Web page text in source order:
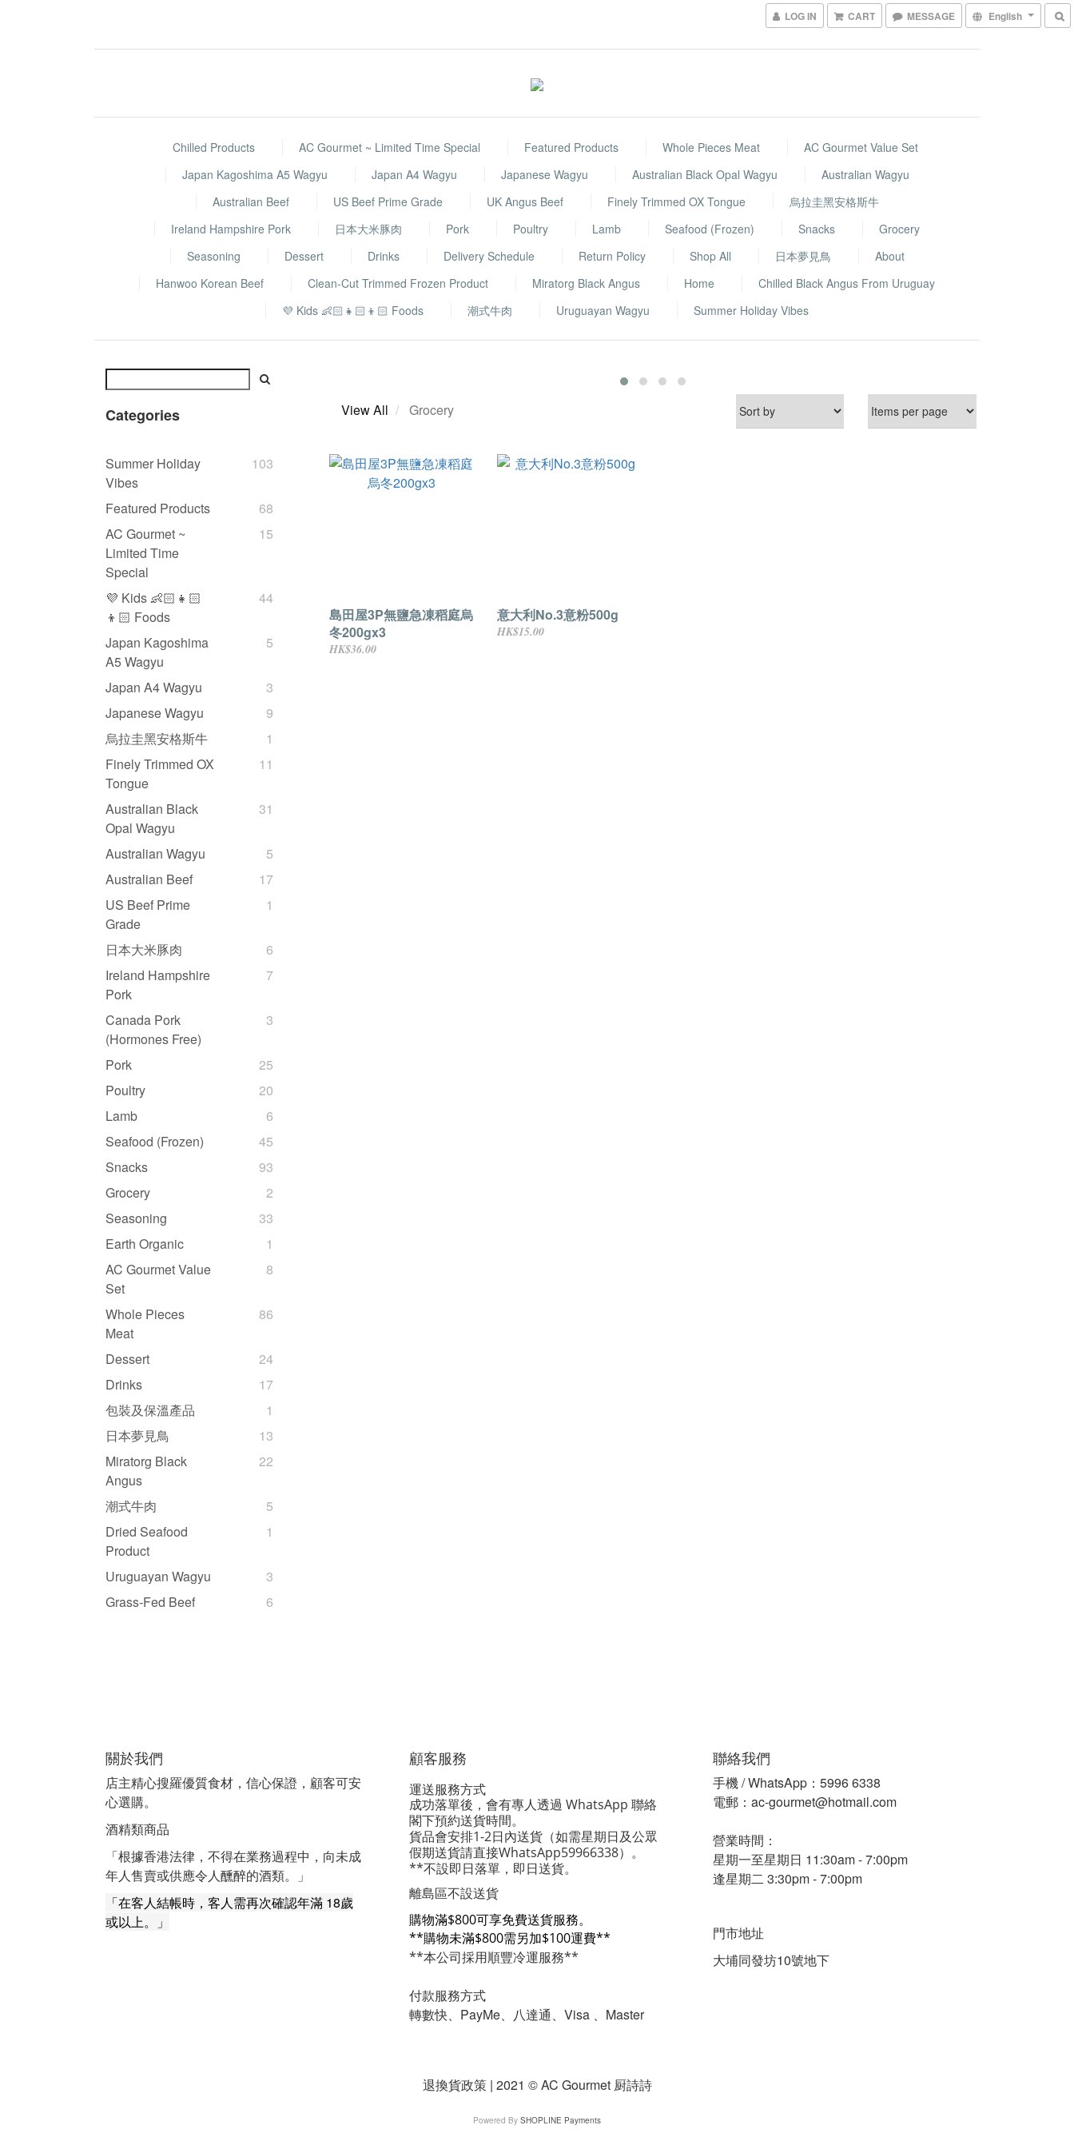
LOG IN CART MESSAGE English
Chilled Products AC Gourmet ~ Limited Time Special Featured Products Whole Pieces Meat
AC Gourmet Value Set
Japan Kagoshima A5 Wagyu
Japan A4 Wagyu Japanese Wagyu Australian Black Opal Wagyu
Australian Wagyu
Australian Beef
US Beef Prime Grade UK Angus Beef Finely Trimmed OX Tongue
烏拉圭黑安格斯牛
Ireland Hampshire Pork
日本大米豚肉 Pork Poultry Lamb Seafood (Frozen) Snacks
Grocery
Seasoning
Dessert Drinks Delivery Schedule Return Policy Shop All 日本夢見鳥
About
Hanwoo Korean Beef
Clean-Cut Trimmed Frozen Product Miratorg Black Angus Home
Chilled Black Angus From Uruguay
💜 Kids 👶🏻👧🏻👦🏻 Foods
潮式牛肉 Uruguayan Wagyu Summer Holiday Vibes
Categories
Summer Holiday
Vibes
103
Featured Products
68
AC Gourmet ~
Limited Time
Special
15
💜 Kids 👶🏻👧🏻
👦🏻 Foods
44
Japan Kagoshima
A5 Wagyu
5
Japan A4 Wagyu
3
Japanese Wagyu
9
烏拉圭黑安格斯牛
1
Finely Trimmed OX
Tongue
11
Australian Black
Opal Wagyu
31
Australian Wagyu
5
Australian Beef
17
US Beef Prime
Grade
1
日本大米豚肉
6
Ireland Hampshire
Pork
7
Canada Pork
(Hormones Free)
3
Pork
25
Poultry
20
Lamb
6
Seafood (Frozen)
45
Snacks
93
Grocery
2
Seasoning
33
Earth Organic
1
AC Gourmet Value
Set
8
Whole Pieces
Meat
86
Dessert
24
Drinks
17
包裝及保溫產品
1
日本夢見鳥
13
Miratorg Black
Angus
22
潮式牛肉
5
Dried Seafood
Product
1
Uruguayan Wagyu
3
Grass-Fed Beef
6
View All Grocery
島田屋3P無鹽急凍稻庭烏
冬200gx3
HK$36.00
意大利No.3意粉500g
HK$15.00
關於我們
店主精心搜羅優質食材，信心保證，顧客可安
心選購。
酒精類商品
「根據香港法律，不得在業務過程中，向未成
年人售賣或供應令人醺醉的酒類。」
「在客人結帳時，客人需再次確認年滿 18歲
或以上。」
顧客服務
運送服務方式
成功落單後，會有專人透過 WhatsApp 聯絡
閣下預約送貨時間。
貨品會安排1-2日內送貨 （如需星期日及公眾
假期送貨請直接WhatsApp59966338）。
**不設即日落單，即日送貨。
離島區不設送貨
購物滿$800可享免費送貨服務。
**購物未滿$800需另加$100運費**
**本公司採用順豐冷運服務**
付款服務方式
轉數快、PayMe、八達通、Visa 、Master
聯絡我們
手機 / WhatsApp：5996 6338
電郵：ac-gourmet@hotmail.com
營業時間：
星期一至星期日 11:30am - 7:00pm
逢星期二 3:30pm - 7:00pm
門市地址
大埔同發坊10號地下
退換貨政策 | 2021 © AC Gourmet 厨詩詩
Powered By SHOPLINE Payments